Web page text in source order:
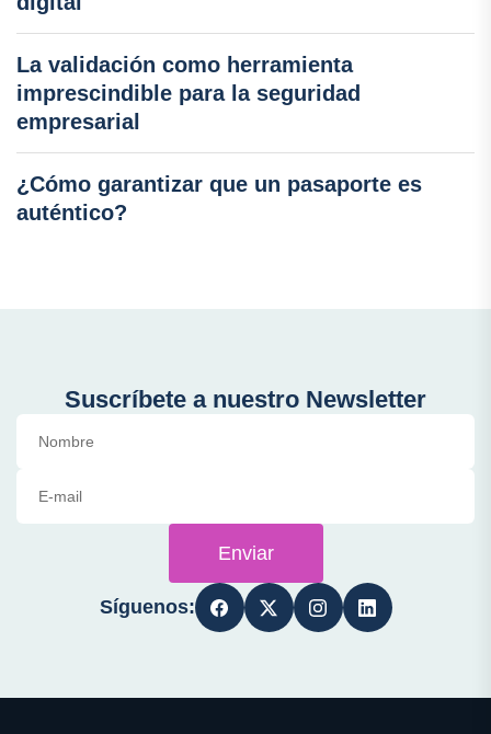
La validación como herramienta
imprescindible para la seguridad
empresarial
¿Cómo garantizar que un pasaporte es
auténtico?
Suscríbete a nuestro Newsletter
Enviar
Síguenos: